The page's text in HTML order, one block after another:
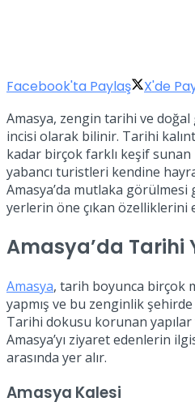
Facebook'ta Paylaş X'de
Amasya, zengin tarihi ve
incisi olarak bilinir. Tarihi
kadar birçok farklı keşif sunan
yabancı turistleri kendine
Amasya’da mutlaka
yerlerin öne çıkan özelliklerini
Amasya’da Tarihi
Amasya, tarih boyunca birçok
yapmış ve bu zenginlik şehirde
Tarihi dokusu korunan yapılar
Amasya’yı ziyaret edenlerin
arasında yer alır.
Amasya Kalesi